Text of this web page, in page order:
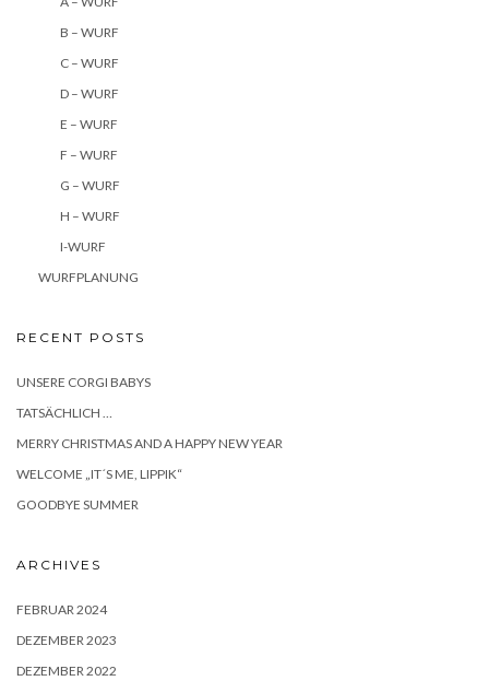
B – WURF
C – WURF
D – WURF
E – WURF
F – WURF
G – WURF
H – WURF
I-WURF
WURFPLANUNG
RECENT POSTS
UNSERE CORGI BABYS
TATSÄCHLICH …
MERRY CHRISTMAS AND A HAPPY NEW YEAR
WELCOME „IT´S ME, LIPPIK“
GOODBYE SUMMER
ARCHIVES
FEBRUAR 2024
DEZEMBER 2023
DEZEMBER 2022